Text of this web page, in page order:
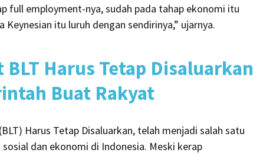
full employment-nya, sudah pada tahap ekonomi itu
Keynesian itu luruh dengan sendirinya,” ujarnya.
Harus Tetap Disaluarkan
Buat Rakyat
Harus Tetap Disaluarkan, telah menjadi salah satu
dan ekonomi di Indonesia. Meski kerap